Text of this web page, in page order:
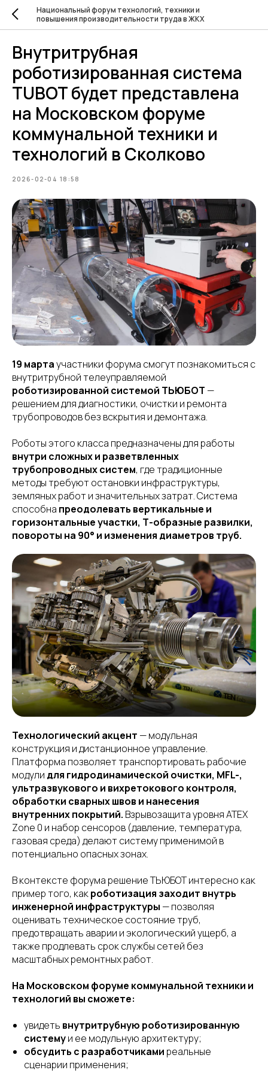
Национальный форум технологий, техники и
повышения производительности труда в ЖКХ
Внутритрубная
роботизированная система
TUBOT будет представлена
на Московском форуме
коммунальной техники и
технологий в Сколково
2026-02-04 18:58
19 мартаучастники форума смогут познакомиться с
внутритрубной телеуправляемой
роботизированной системой ТЬЮБОТ —
решением для диагностики, очистки и ремонта
трубопроводов без вскрытия и демонтажа.
Роботы этого класса предназначены для работы
внутри сложных и разветвленных
трубопроводных систем, где традиционные
методы требуют остановки инфраструктуры,
земляных работ и значительных затрат. Система
способна преодолевать вертикальные и
горизонтальные участки, Т-образные развилки,
повороты на 90° и изменения диаметров труб.
Технологический акцент — модульная
конструкция и дистанционное управление.
Платформа позволяет транспортировать рабочие
модули для гидродинамической очистки, MFL-,
ультразвукового и вихретокового контроля,
обработки сварных швов и нанесения
внутренних покрытий. Взрывозащита уровня ATEX
Zone 0 и набор сенсоров (давление, температура,
газовая среда) делают систему применимой в
потенциально опасных зонах.
В контексте форума решение ТЬЮБОТ интересно как
пример того, какроботизация заходит внутрь
инженерной инфраструктуры — позволяя
оценивать техническое состояние труб,
предотвращать аварии и экологический ущерб, а
также продлевать срок службы сетей без
масштабных ремонтных работ.
На Московском форуме коммунальной техники и
технологий вы сможете:
увидеть внутритрубную роботизированную
системуи ее модульную архитектуру;
обсудить с разработчиками реальные
сценарии применения;